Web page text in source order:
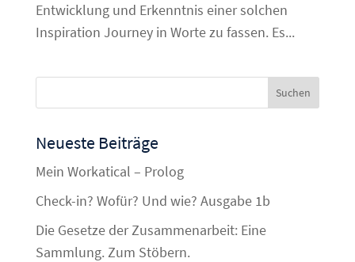
Entwicklung und Erkenntnis einer solchen
Inspiration Journey in Worte zu fassen. Es...
Neueste Beiträge
Mein Workatical – Prolog
Check-in? Wofür? Und wie? Ausgabe 1b
Die Gesetze der Zusammenarbeit: Eine
Sammlung. Zum Stöbern.